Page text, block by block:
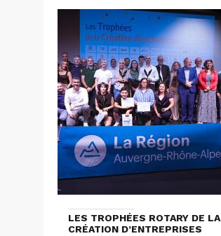
LES TROPHÉES ROTARY DE LA
CRÉATION D’ENTREPRISES